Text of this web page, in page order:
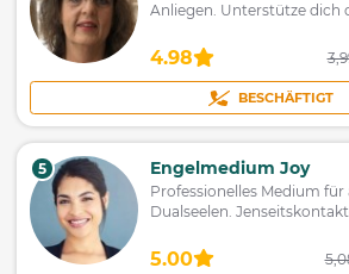
Anliegen. Unterstütze dich
4.98
BESCHÄFTIGT
5 Engelmedium Joy
Professionelles Medium für
Dualseelen.
5.00